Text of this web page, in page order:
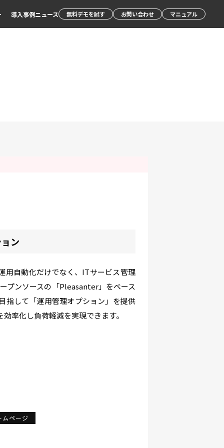
導入事例ニュース 無料デモを試す お問い合わせ マニュアル
ン
用自動化だけでなく、ITサービス管理
プンソースの「Pleasanter」をベース
指して「運用管理オプション」を提供
率化し負荷軽減を実現できます。
ムページ